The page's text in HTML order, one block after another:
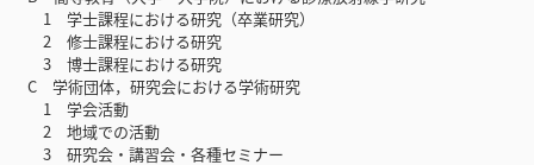
1 学士課程における研究（卒業研究）
2 修士課程における研究
3 博士課程における研究
C 学術団体，研究会における学術研究
1 学会活動
2 地域での活動
3 研究会・講習会・各種セミナー